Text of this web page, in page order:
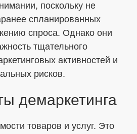
поскольку не
спланированных
спроса. Однако они
тщательного
активностей и
рисков.
демаркетинга
товаров и услуг. Это